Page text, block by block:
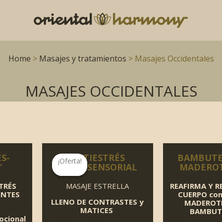
Home > Masajes y tratamientos > Masajes Occidentales
MASAJES OCCIDENTALES
¡Oferta!ANTIESTRÉS
MULTISENSORIAL
MASAJE ESTRELLA
LLENO DE CONTRASTES y
MATICES
¡Oferta!
REAFIRMA Y
CUERPO